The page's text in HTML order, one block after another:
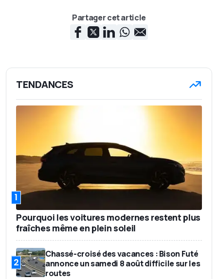
Partager cet article
TENDANCES
1
Pourquoi les voitures modernes restent plus
fraîches même en plein soleil
2
Chassé-croisé des vacances : Bison Futé
annonce un samedi 8 août difficile sur les
routes